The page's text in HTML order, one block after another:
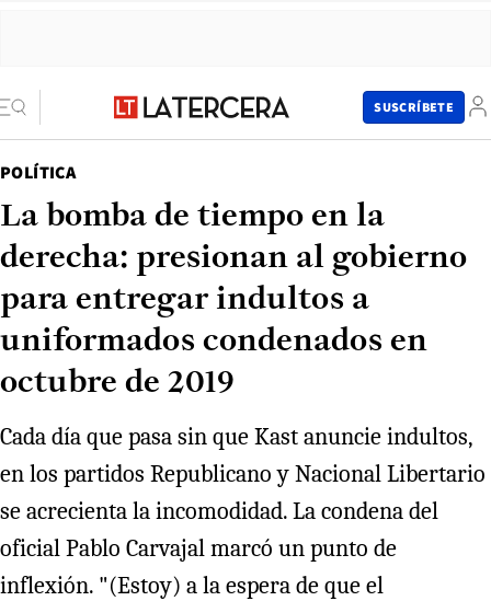
SUSCRÍBETE
POLÍTICA
La bomba de tiempo en la
derecha: presionan al gobierno
para entregar indultos a
uniformados condenados en
octubre de 2019
Cada día que pasa sin que Kast anuncie indultos,
en los partidos Republicano y Nacional Libertario
se acrecienta la incomodidad. La condena del
oficial Pablo Carvajal marcó un punto de
inflexión. "(Estoy) a la espera de que el